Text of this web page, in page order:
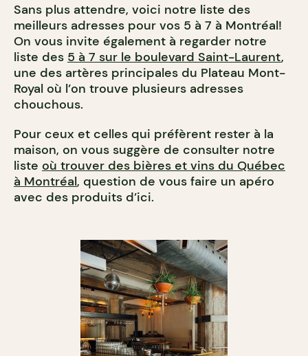
Sans plus attendre, voici notre liste des
meilleurs adresses pour vos 5 à 7 à Montréal!
On vous invite également à regarder notre
liste des 5 à 7 sur le boulevard Saint-Laurent,
une des artères principales du Plateau Mont-
Royal où l’on trouve plusieurs adresses
chouchous.
Pour ceux et celles qui préfèrent rester à la
maison, on vous suggère de consulter notre
liste où trouver des bières et vins du Québec
à Montréal, question de vous faire un apéro
avec des produits d’ici.